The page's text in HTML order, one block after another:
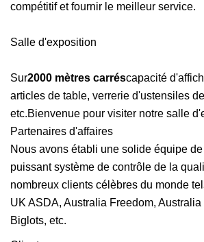
compétitif et fournir le meilleur service.
Salle d'exposition
Sur2000 mètres carréscapacité
articles de table, verrerie d'ustensiles
etc.Bienvenue pour visiter notre salle
Partenaires d'affaires
Nous avons établi une solide équipe
puissant système de contrôle de la
nombreux clients célèbres du monde
UK ASDA, Australia Freedom, Australia
Biglots, etc.